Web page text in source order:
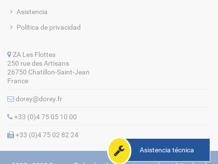
Asistencia
Política de privacidad
ZA Les Flottes
250 rue des Artisans
26750 Chatillon-Saint-Jean
France
dorey@dorey.fr
+33 (0)4 75 05 10 00
+33 (0)4 75 02 82 24
Asistencia técnica